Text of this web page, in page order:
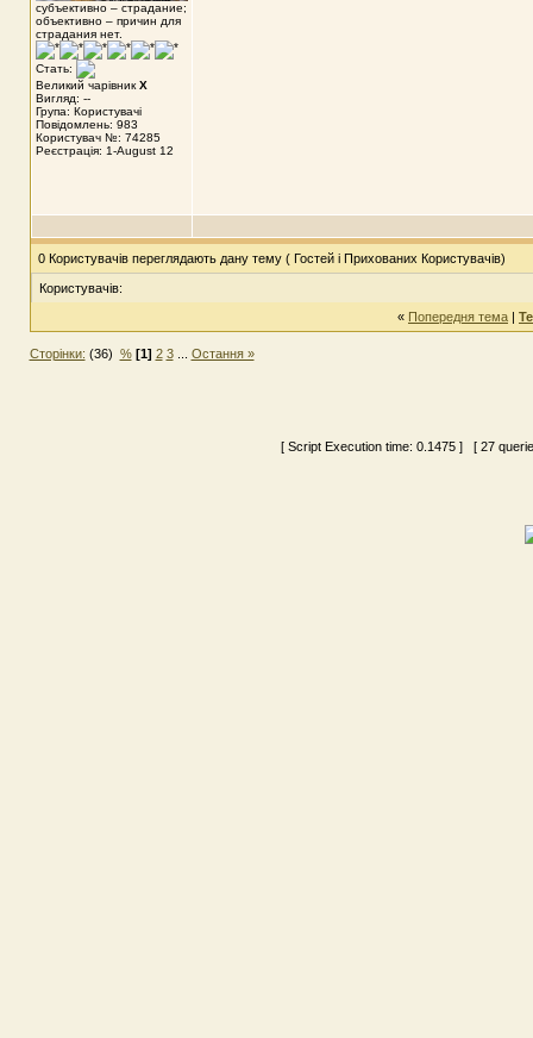
субъективно – страдание;
объективно – причин для
страдания нет.
Стать:
Великий чарівник X
Вигляд: --
Група: Користувачі
Повідомлень: 983
Користувач №: 74285
Реєстрація: 1-August 12
0 Користувачів переглядають дану тему ( Гостей і Прихованих Користувачів)
Користувачів:
« Попередня тема |
Сторінки: (36) % [1] 2 3... Остання »
[ Script Execution time: 0.1475] [ 27